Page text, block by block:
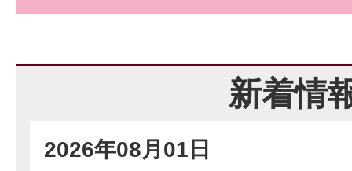
新着情
2026年08月01日